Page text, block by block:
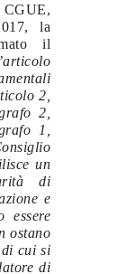
la
il
2,
2,
1,
un
di
e
essere
ostano
cui si
di